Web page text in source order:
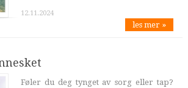
12.11.2024
les mer »
Føler du deg tynget av sorg eller tap?